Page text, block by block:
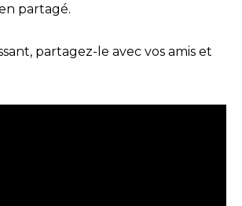
partagé.
partagez-le avec vos amis et